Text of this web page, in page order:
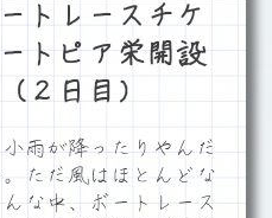
トレースチケ
トピア栄開設
２日目）
雨が降ったりやんだ
ただ風はほとんどな
な中、ボートレース